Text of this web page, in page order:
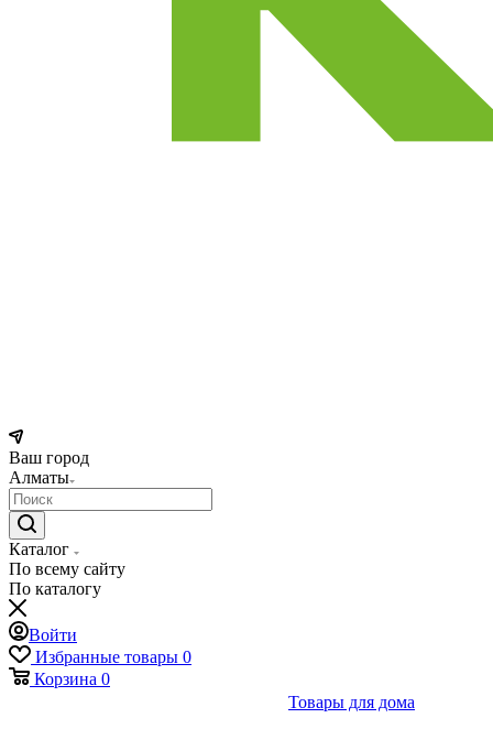
Ваш город
Алматы
Каталог
По всему сайту
По каталогу
Войти
Избранные товары 0
Корзина 0
Товары для дома